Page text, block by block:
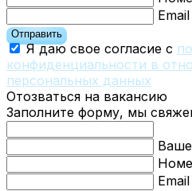
Email
Отправить
Я даю свое согласие с
конфиденциальности в
персональных данных
Отозваться на вакансию
Заполните форму, мы
Email